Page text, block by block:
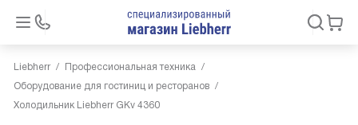
Liebherr
Профессиональная техника
Оборудование для гостиниц и ресторанов
Холодильник Liebherr GKv 4360